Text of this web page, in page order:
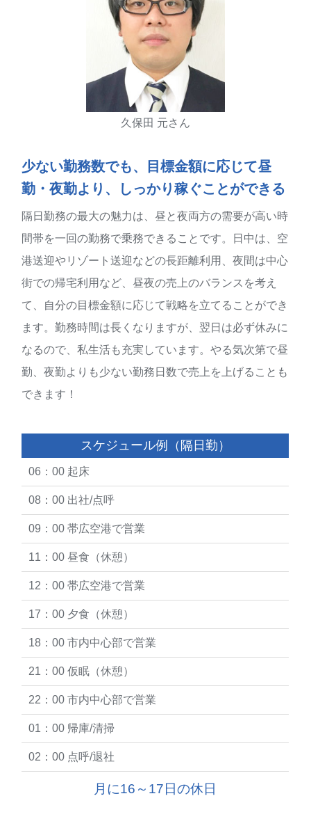
久保田 元さん
少ない勤務数でも、目標金額に応じて昼
勤・夜勤より、しっかり稼ぐことができる
隔日勤務の最大の魅力は、昼と夜両方の需要が高い時
間帯を一回の勤務で乗務できることです。日中は、空
港送迎やリゾート送迎などの長距離利用、夜間は中心
街での帰宅利用など、昼夜の売上のバランスを考え
て、自分の目標金額に応じて戦略を立てることができ
ます。勤務時間は長くなりますが、翌日は必ず休みに
なるので、私生活も充実しています。やる気次第で昼
勤、夜勤よりも少ない勤務日数で売上を上げることも
できます！
スケジュール例（隔日勤）
06：00 起床
08：00 出社/点呼
09：00 帯広空港で営業
11：00 昼食（休憩）
12：00 帯広空港で営業
17：00 夕食（休憩）
18：00 市内中心部で営業
21：00 仮眠（休憩）
22：00 市内中心部で営業
01：00 帰庫/清掃
02：00 点呼/退社
月に16～17日の休日